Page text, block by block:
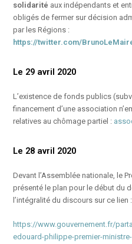
solidarité aux indépendants et
obligés de fermer sur décision
par les Régions :
https://twitter.com/
Le 29 avril 2020
L’existence de fonds publics
financement d’une association
relatives au chômage partiel :
Le 28 avril 2020
Devant l’Assemblée nationale, le
présenté le plan pour le début du
l’intégralité du discours sur ce lien :
https://www.gouvernement.fr/
edouard-philippe-premier-